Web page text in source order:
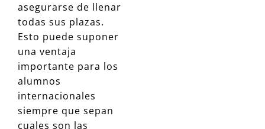
asegurarse de llenar
todas sus plazas.
Esto puede suponer
una ventaja
importante para los
alumnos
internacionales
siempre que sepan
cuales son las